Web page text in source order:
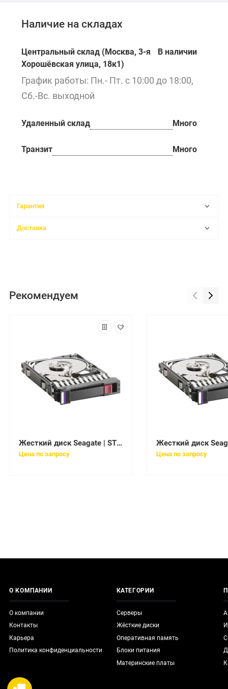
Наличие на складах
Центральный склад (Москва, 3-я
Хорошёвская улица, 18к1)
В наличии
График работы: Пн.- Пт. с 10:00 до 18:00,
Сб.-Вс. выходной
Удаленный склад Много
Транзит Много
Гарантия
Доставка
Рекомендуем
Жесткий диск Seagate | ST250LT014 | 250 Gb / HDD / SATAII / 2.5" / 7200 rpm / 16 Mb
Цена по запросу Цена по запросу
О КОМПАНИИ
О компании
Контакты
Карьера
Политика конфиденциальности
КАТЕГОРИИ
Серверы
Жёсткие диски
Оперативная память
Блоки питания
Материнские платы